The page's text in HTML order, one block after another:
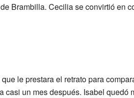
Brambilla. Cecilia se convirtió en
le prestara el retrato para
casi un mes después. Isabel quedó